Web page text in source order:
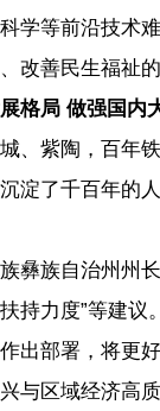
学等前沿技术
改善民生福祉
格局 做强国内
、紫陶，百年
淀了千百年的
彝族自治州州
持力度”等建议
出部署，将更
与区域经济高质